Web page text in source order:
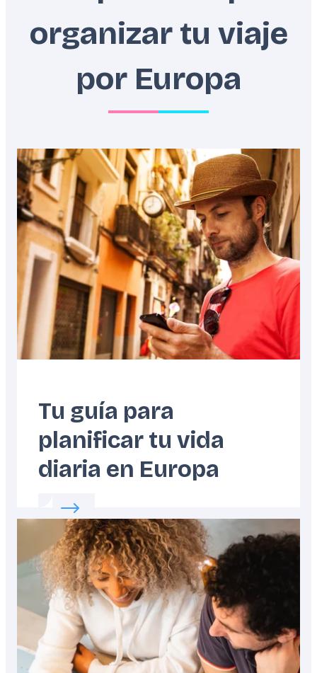
organizar tu viaje
por Europa
Featured
image
Tu guía para
planificar tu vida
diaria en Europa
Read more about:
Featured
image